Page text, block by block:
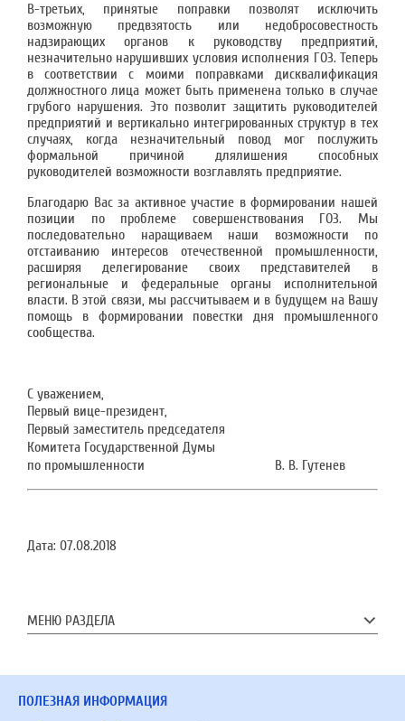
В-третьих, принятые поправки позволят исключить
возможную предвзятость или недобросовестность
надзирающих органов к руководству предприятий,
незначительно нарушивших условия исполнения ГОЗ. Теперь
в соответствии с моими поправками дисквалификация
должностного лица может быть применена только в случае
грубого нарушения. Это позволит защитить руководителей
предприятий и вертикально интегрированных структур в тех
случаях, когда незначительный повод мог послужить
формальной причиной длялишения способных
руководителей возможности возглавлять предприятие.
Благодарю Вас за активное участие в формировании нашей
позиции по проблеме совершенствования ГОЗ. Мы
последовательно наращиваем наши возможности по
отстаиванию интересов отечественной промышленности,
расширяя делегирование своих представителей в
региональные и федеральные органы исполнительной
власти. В этой связи, мы рассчитываем и в будущем на Вашу
помощь в формировании повестки дня промышленного
сообщества.
С уважением,
Первый вице-президент,
Первый заместитель председателя
Комитета Государственной Думы
по промышленности В. В. Гутенев
Дата: 07.08.2018
МЕНЮ РАЗДЕЛА
ПОЛЕЗНАЯ ИНФОРМАЦИЯ